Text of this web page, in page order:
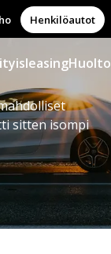
sitten isompi
Henkilöautot
Huolto